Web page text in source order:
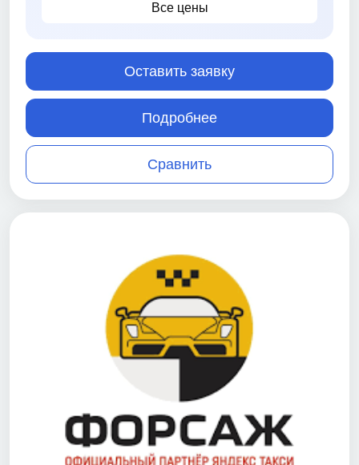
Все цены
Сравнить
Оставить заявку
Подробнее